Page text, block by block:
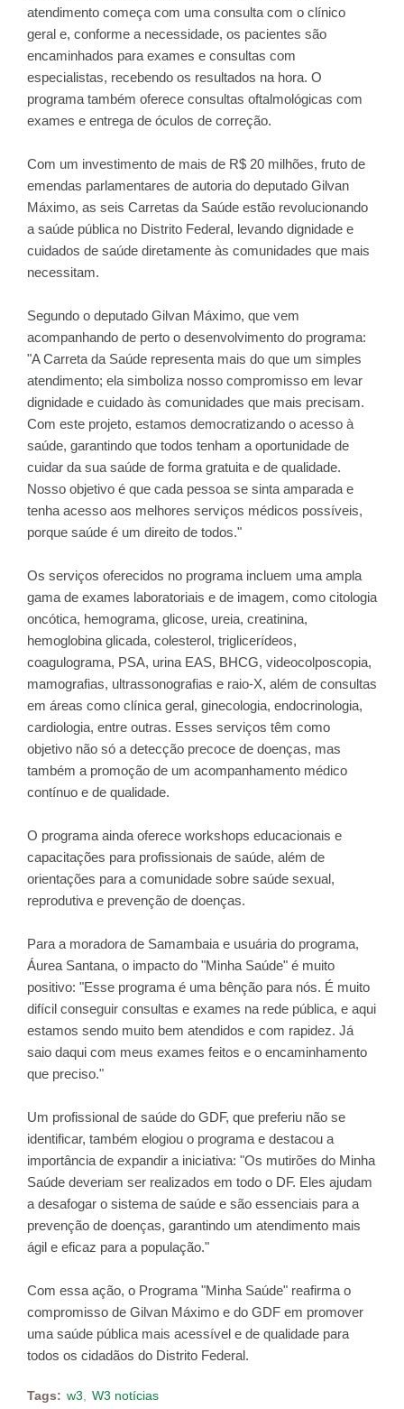
atendimento começa com uma consulta com o clínico
geral e, conforme a necessidade, os pacientes são
encaminhados para exames e consultas com
especialistas, recebendo os resultados na hora. O
programa também oferece consultas oftalmológicas com
exames e entrega de óculos de correção.
Com um investimento de mais de R$ 20 milhões, fruto de
emendas parlamentares de autoria do deputado Gilvan
Máximo, as seis Carretas da Saúde estão revolucionando
a saúde pública no Distrito Federal, levando dignidade e
cuidados de saúde diretamente às comunidades que mais
necessitam.
Segundo o deputado Gilvan Máximo, que vem
acompanhando de perto o desenvolvimento do programa:
"A Carreta da Saúde representa mais do que um simples
atendimento; ela simboliza nosso compromisso em levar
dignidade e cuidado às comunidades que mais precisam.
Com este projeto, estamos democratizando o acesso à
saúde, garantindo que todos tenham a oportunidade de
cuidar da sua saúde de forma gratuita e de qualidade.
Nosso objetivo é que cada pessoa se sinta amparada e
tenha acesso aos melhores serviços médicos possíveis,
porque saúde é um direito de todos."
Os serviços oferecidos no programa incluem uma ampla
gama de exames laboratoriais e de imagem, como citologia
oncótica, hemograma, glicose, ureia, creatinina,
hemoglobina glicada, colesterol, triglicerídeos,
coagulograma, PSA, urina EAS, BHCG, videocolposcopia,
mamografias, ultrassonografias e raio-X, além de consultas
em áreas como clínica geral, ginecologia, endocrinologia,
cardiologia, entre outras. Esses serviços têm como
objetivo não só a detecção precoce de doenças, mas
também a promoção de um acompanhamento médico
contínuo e de qualidade.
O programa ainda oferece workshops educacionais e
capacitações para profissionais de saúde, além de
orientações para a comunidade sobre saúde sexual,
reprodutiva e prevenção de doenças.
Para a moradora de Samambaia e usuária do programa,
Áurea Santana, o impacto do "Minha Saúde" é muito
positivo: "Esse programa é uma bênção para nós. É muito
difícil conseguir consultas e exames na rede pública, e aqui
estamos sendo muito bem atendidos e com rapidez. Já
saio daqui com meus exames feitos e o encaminhamento
que preciso."
Um profissional de saúde do GDF, que preferiu não se
identificar, também elogiou o programa e destacou a
importância de expandir a iniciativa: "Os mutirões do Minha
Saúde deveriam ser realizados em todo o DF. Eles ajudam
a desafogar o sistema de saúde e são essenciais para a
prevenção de doenças, garantindo um atendimento mais
ágil e eficaz para a população."
Com essa ação, o Programa "Minha Saúde" reafirma o
compromisso de Gilvan Máximo e do GDF em promover
uma saúde pública mais acessível e de qualidade para
todos os cidadãos do Distrito Federal.
Tags: w3 W3 notícias